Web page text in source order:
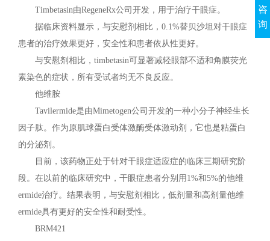
Timbetasin由RegeneRx公司开发，用于治疗干眼症。
据临床资料显示，与安慰剂相比，0.1%替贝沙坦对干眼症
患者的治疗效果更好，安全性和患者依从性更好。
与安慰剂相比，timbetasin可显著减轻眼部不适和角膜荧光
素染色的症状，所有受试者均无不良反应。
他维胺
Tavilermide是由Mimetogen公司开发的一种小分子神经生长
因子肽。作为原肌球蛋白受体激酶受体激动剂，它也是粘蛋白
的分泌剂。
目前，该药物正处于针对干眼症适应症的临床三期研究阶
段。在以前的临床研究中，干眼症患者分别用1%和5%的他维
ermide治疗。结果表明，与安慰剂相比，低剂量和高剂量他维
ermide具有更好的安全性和耐受性。
BRM421
咨
询